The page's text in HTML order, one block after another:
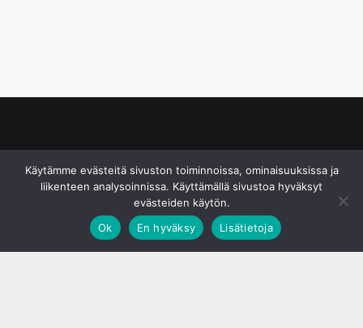
Käytämme evästeitä sivuston toiminnoissa, ominaisuuksissa ja
liikenteen analysoinnissa. Käyttämällä sivustoa hyväksyt
evästeiden käytön.
Ok
En hyväksy Lisätietoja